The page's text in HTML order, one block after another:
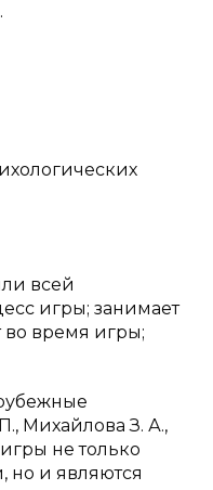
всей
игры; занимает
время игры;
Михайлова З. А.,
не только
но и являются